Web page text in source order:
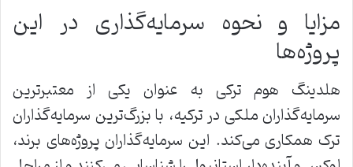
مزایا و نحوه سرمایه‌گذاری در این
پروژه‌ها
هلدینگ هوم ترکی به ‌عنوان یکی از معتبرترین
سرمایه‌گذاران ملکی در ترکیه، با بزرگ‌ترین سرمایه‌گذاران
ترک همکاری می‌کند. این سرمایه‌گذاران پروژه‌های برند،